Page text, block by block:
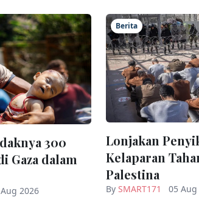
300
Gaza dalam
2026
Berita
Lonjakan
Kelaparan
Palestina
By SMART171 05